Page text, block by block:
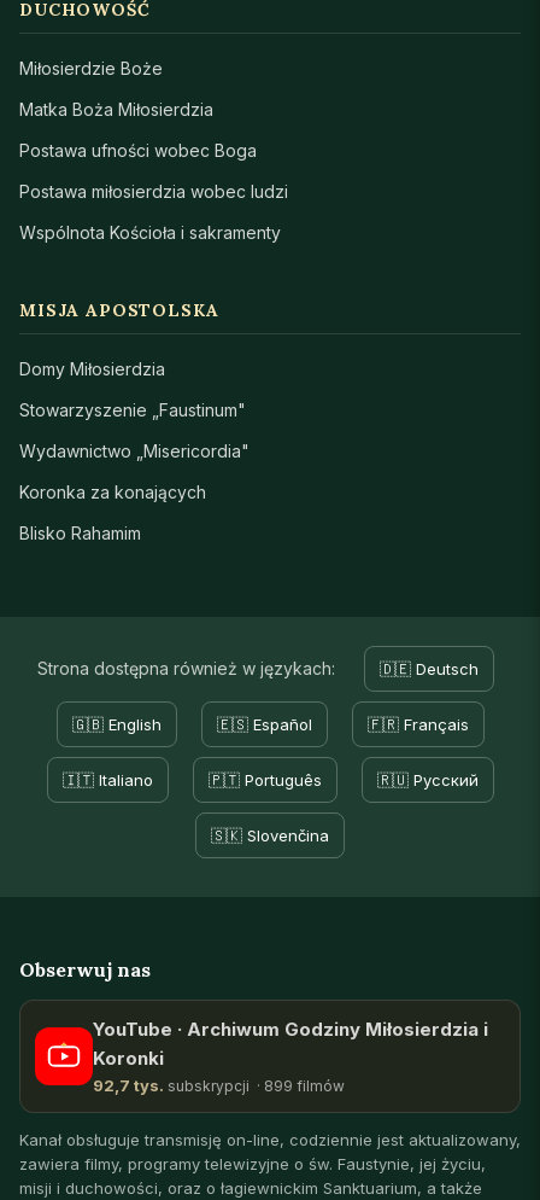
DUCHOWOŚĆ
Miłosierdzie Boże
Matka Boża Miłosierdzia
Postawa ufności wobec Boga
Postawa miłosierdzia wobec ludzi
Wspólnota Kościoła i sakramenty
MISJA APOSTOLSKA
Domy Miłosierdzia
Stowarzyszenie „Faustinum"
Wydawnictwo „Misericordia"
Koronka za konających
Blisko Rahamim
Strona dostępna również w językach: 🇩🇪 Deutsch
🇬🇧 English 🇪🇸 Español 🇫🇷 Français
🇮🇹 Italiano 🇵🇹 Português 🇷🇺 Русский
🇸🇰 Slovenčina
Obserwuj nas
YouTube · Archiwum Godziny Miłosierdzia i
Koronki
92,7 tys. subskrypcji · 899 filmów
Kanał obsługuje transmisję on-line, codziennie jest aktualizowany,
zawiera filmy, programy telewizyjne o św. Faustynie, jej życiu,
misji i duchowości, oraz o łagiewnickim Sanktuarium, a także